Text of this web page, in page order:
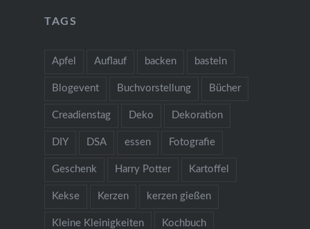
TAGS
Apfel Auflauf backen basteln
Blogevent Buchvorstellung Bücher
Creadienstag Deko Dekoration
DIY DSA essen Fotografie
Geschenk Harry Potter Kartoffel
Kekse Kerzen kerzen gießen
Kleine Kleinigkeiten Kochbuch